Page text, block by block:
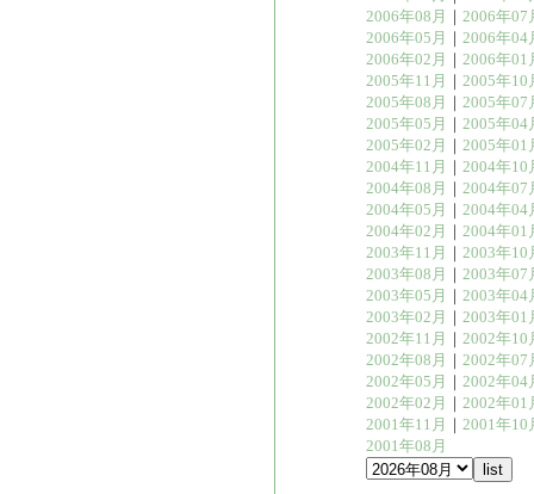
2006年08月
｜ 2006年07
2006年05月
｜ 2006年04
2006年02月
｜ 2006年01
2005年11月
｜ 2005年10
2005年08月
｜ 2005年07
2005年05月
｜ 2005年04
2005年02月
｜ 2005年01
2004年11月
｜ 2004年10
2004年08月
｜ 2004年07
2004年05月
｜ 2004年04
2004年02月
｜ 2004年01
2003年11月
｜ 2003年10
2003年08月
｜ 2003年07
2003年05月
｜ 2003年04
2003年02月
｜ 2003年01
2002年11月
｜ 2002年10
2002年08月
｜ 2002年07
2002年05月
｜ 2002年04
2002年02月
｜ 2002年01
2001年11月
｜ 2001年10
2001年08月